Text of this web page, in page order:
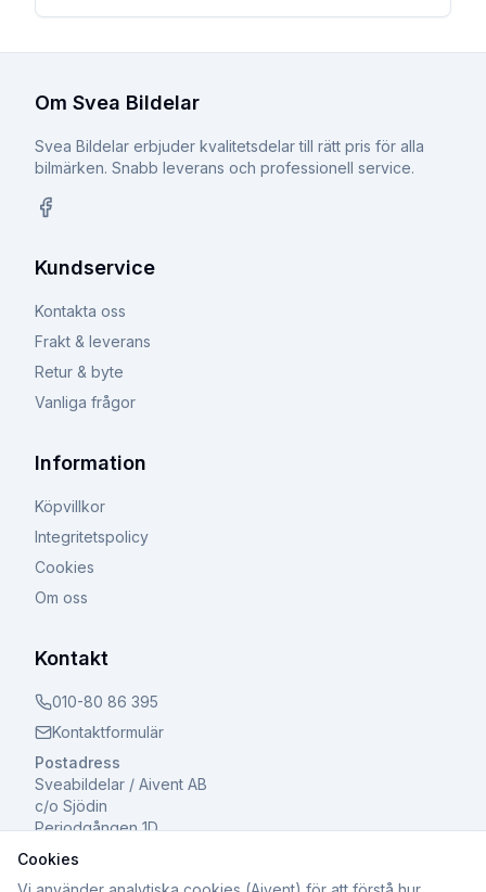
Om Svea Bildelar
Svea Bildelar erbjuder kvalitetsdelar till rätt pris för alla
bilmärken. Snabb leverans och professionell service.
Kundservice
Kontakta oss
Frakt & leverans
Retur & byte
Vanliga frågor
Information
Köpvillkor
Integritetspolicy
Cookies
Om oss
Kontakt
010-80 86 395
Kontaktformulär
Postadress
Sveabildelar / Aivent AB
c/o Sjödin
Periodgången 1D
611 37 Nyköping
Cookies